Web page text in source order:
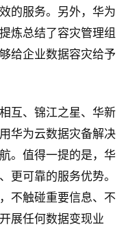
的服务。另外，华为
炼总结了容灾管理组
给企业数据容灾给予
互、锦江之星、华新
华为云数据灾备解决
。值得一提的是，华
更可靠的服务优势。
不触碰重要信息、不
展任何数据变现业